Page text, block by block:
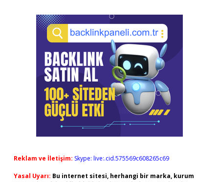
Reklam ve İletişim: Skype: live:.cid.575569c608265c69
Yasal Uyarı: Bu internet sitesi, herhangi bir marka, kurum